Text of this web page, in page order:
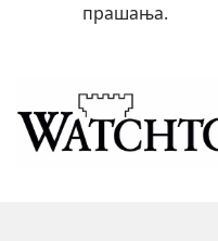
прашања.